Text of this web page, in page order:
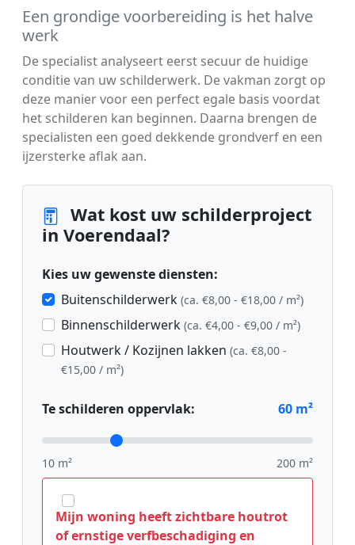
Een grondige voorbereiding is het halve
werk
De specialist analyseert eerst secuur de huidige
conditie van uw schilderwerk. De vakman zorgt op
deze manier voor een perfect egale basis voordat
het schilderen kan beginnen. Daarna brengen de
specialisten een goed dekkende grondverf en een
ijzersterke aflak aan.
Wat kost uw schilderproject
in Voerendaal?
Kies uw gewenste diensten:
Buitenschilderwerk (ca. €8,00 - €18,00 / m²)
Binnenschilderwerk (ca. €4,00 - €9,00 / m²)
Houtwerk / Kozijnen lakken (ca. €8,00 -
€15,00 / m²)
Te schilderen oppervlak: 60 m²
10 m² 200 m²
Mijn woning heeft zichtbare houtrot
of ernstige verfbeschadiging en